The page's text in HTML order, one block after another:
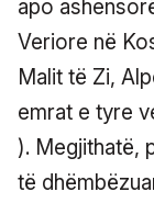
apo
Veriore në
Malit të Zi,
emrat e tyre
). Megjithatë,
të